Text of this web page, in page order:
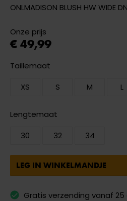
ONLMADISON BLUSH HW WIDE
Onze prijs
€ 49,99
Taillemaat
XS
S M L
Lengtemaat
30
32 34
LEG IN WINKELMANDJE
Gratis verzending vanaf 25